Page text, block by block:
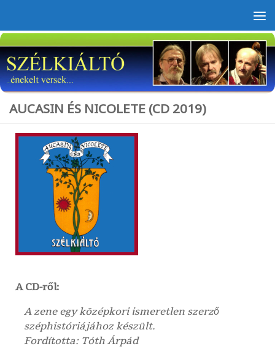
AUCASIN ÉS NICOLETE (CD 2019)
A CD-ről:
A zene egy középkori ismeretlen szerző
széphistóriájához készült.
Fordította: Tóth Árpád